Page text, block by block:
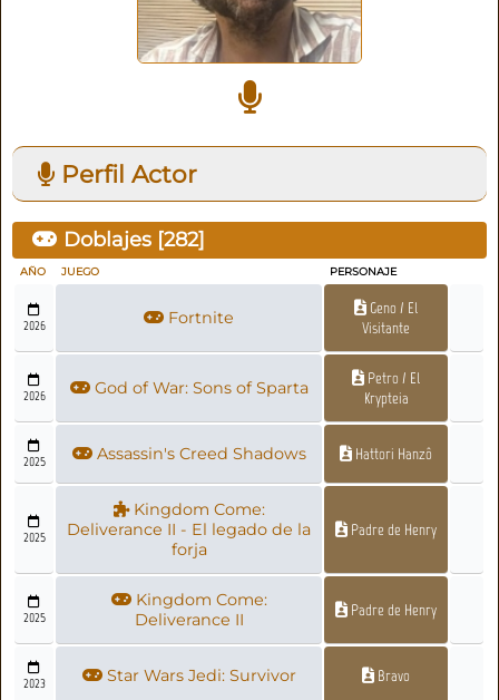
Perfil Actor
Doblajes [282]
AÑO JUEGO PERSONAJE
2026 Fortnite
Geno / El
Visitante
2026 God of War: Sons of Sparta
Petro / El
Krypteia
2025 Assassin's Creed Shadows Hattori Hanzô
2025
Kingdom Come:
Deliverance II - El legado de la
forja
Padre de Henry
2025
Kingdom Come:
Deliverance II
Padre de Henry
2023 Star Wars Jedi: Survivor Bravo